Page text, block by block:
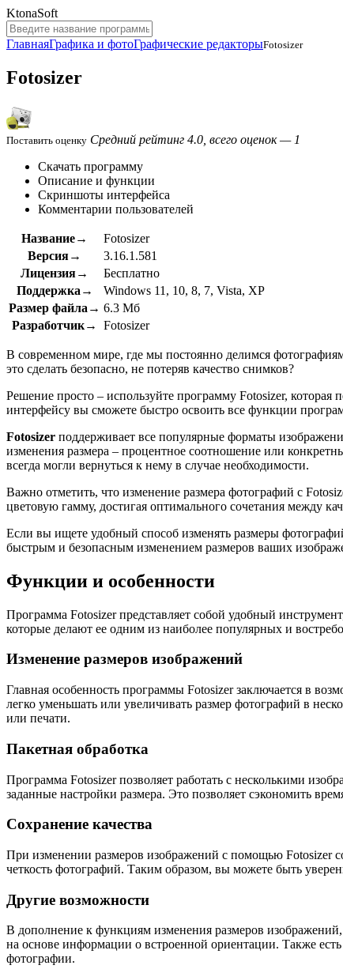
KtonaSoft
ГлавнаяГрафика и фотоГрафические редакторыFotosizer
Fotosizer
Поставить оценку Средний рейтинг 4.0, всего оценок — 1
Скачать программу
Описание и функции
Скриншоты интерфейса
Комментарии пользователей
Название→
Fotosizer
Версия→
3.16.1.581
Лицензия→
Бесплатно
Поддержка→
Windows 11, 10, 8, 7, Vista, XP
Размер файла→ 6.3 Мб
Разработчик→
Fotosizer
В современном мире, где мы постоянно делимся
это сделать безопасно, не потеряв качество снимков?
Решение просто – используйте программу Fotosizer,
интерфейсу вы сможете быстро освоить все функции
Fotosizer поддерживает все популярные форматы
изменения размера – процентное соотношение или
всегда могли вернуться к нему в случае необходимости.
Важно отметить, что изменение размера фотографий с
цветовую гамму, достигая оптимального сочетания между
Если вы ищете удобный способ изменять размеры
быстрым и безопасным изменением размеров ваших
Функции и особенности
Программа Fotosizer представляет собой удобный
которые делают ее одним из наиболее популярных и
Изменение размеров изображений
Главная особенность программы Fotosizer заключается в
легко уменьшать или увеличивать размер фотографий в
или печати.
Пакетная обработка
Программа Fotosizer позволяет работать с несколькими
заданные настройки размера. Это позволяет сэкономить
Сохранение качества
При изменении размеров изображений с помощью Fotosizer
четкость фотографий. Таким образом, вы можете быть
Другие возможности
В дополнение к функциям изменения размеров
на основе информации о встроенной ориентации. Также
фотографии.